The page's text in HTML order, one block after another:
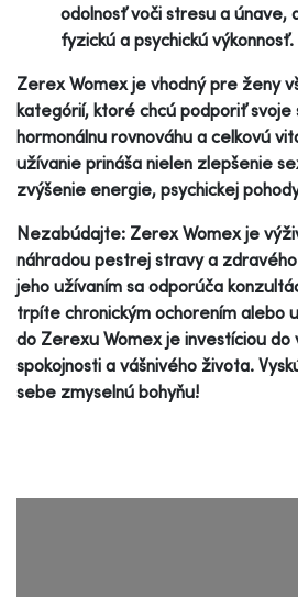
odolnosť voči stresu a únave,
fyzickú a psychickú výkonnosť.
Zerex Womex je vhodný pre ženy
kategórií, ktoré chcú podporiť svoje
hormonálnu rovnováhu a celkovú
užívanie prináša nielen zlepšenie
zvýšenie energie, psychickej
Nezabúdajte: Zerex Womex je
náhradou pestrej stravy a
jeho užívaním sa odporúča
trpíte chronickým ochorením alebo
do Zerexu Womex je investíciou do
spokojnosti a vášnivého života.
sebe zmyselnú bohyňu!